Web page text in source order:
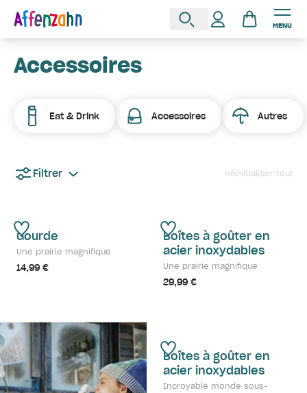
MENU
Accessoires
Eat & Drink Accessoires Autres
Filtrer Réinitialiser tout
Gourde
Une prairie magnifique
14,99 €
Boîtes à goûter en
acier inoxydables
Une prairie magnifique
29,99 €
Boîtes à goûter en
acier inoxydables
Incroyable monde sous-